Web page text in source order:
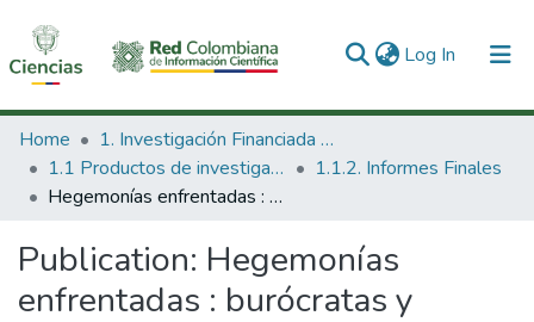
Log In (current)
Communities & Collections
All of DSpace
Home
1. Investigación Financiada con Recursos Públicos
1.1 Productos de investigación
1.1.2. Informes Finales
Hegemonías enfrentadas : burócratas y configuraciones estatales durante la Guerra Civil Colombiana de 1859-1862.
Publication: Hegemonías
enfrentadas : burócratas y